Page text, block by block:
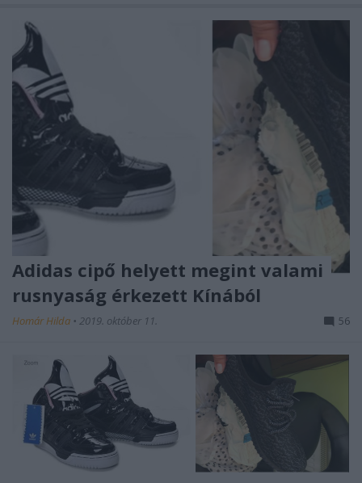
Adidas cipő helyett megint valami
rusnyaság érkezett Kínából
Homár Hilda • 2019. október 11. 56